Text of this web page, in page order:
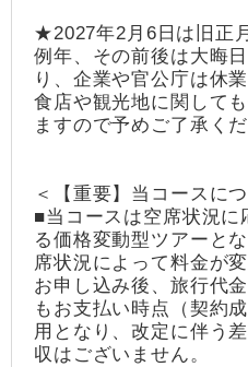
★2027年2月6日は旧正
例年、その前後は大晦
り、企業や官公庁は休
食店や観光地に関して
ますので予めご了承くだ
＜【重要】当コースに
■当コースは空席状況
る価格変動型ツアーと
席状況によって料金が
お申し込み後、旅行代
もお支払い時点（契約
用となり、改定に伴う
収はございません。